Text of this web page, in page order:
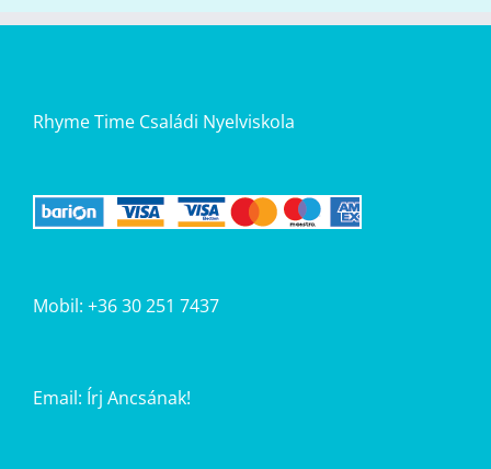
Rhyme Time Családi Nyelviskola
Mobil: +36 30 251 7437
Email: Írj Ancsának!